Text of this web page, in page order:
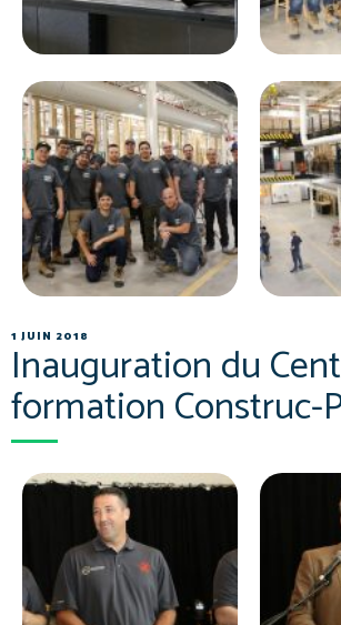
1 JUIN 2018
Inauguration du
formation Construc-